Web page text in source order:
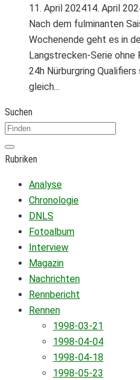
11. April 202414. April
Nach dem fulminanten
Wochenende geht es in
Langstrecken-Serie ohne
24h Nürburgring
gleich...
Suchen
Rubriken
Analyse
Chronologie
DNLS
Fotoalbum
Interview
Magazin
Nachrichten
Rennbericht
Rennen
1998-03-21
1998-04-04
1998-04-18
1998-05-23